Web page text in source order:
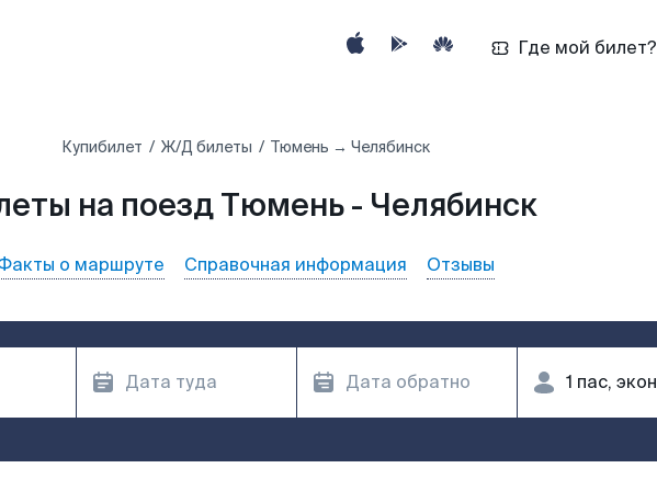
Где мой билет?
Купибилет Ж/Д билеты Тюмень → Челябинск
на поезд Тюмень - Челябинск
о маршруте Справочная информация Отзывы